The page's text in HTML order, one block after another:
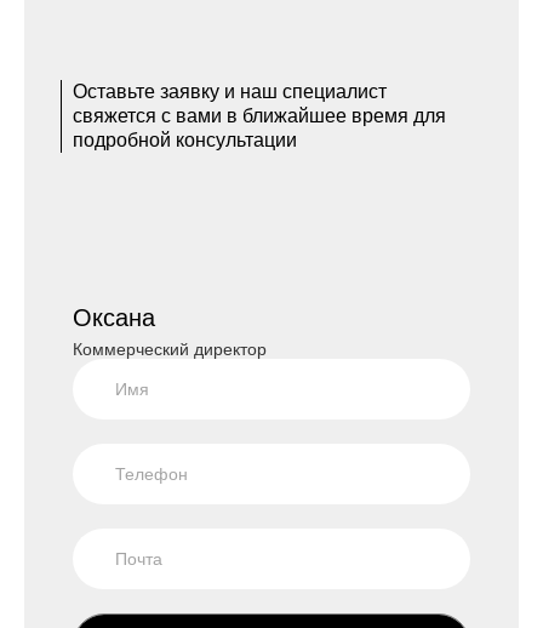
Оставьте заявку и наш специалист
свяжется с вами в ближайшее время для
подробной консультации
Оксана
Коммерческий директор